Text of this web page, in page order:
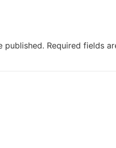
published. Required fields